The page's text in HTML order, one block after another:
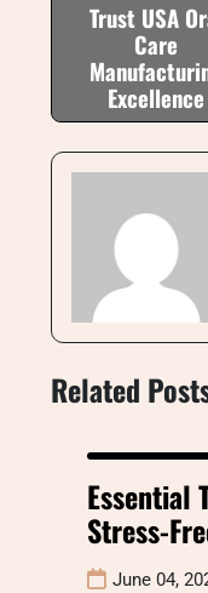
Trust USA
Care
Excellence
Related
Essential
Stress-
June 04,